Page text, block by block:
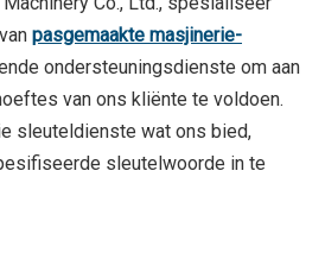
pasgemaakte masjinerie-
ondersteuningsdienste om aan
van ons kliënte te voldoen.
sleuteldienste wat ons bied,
sleutelwoorde in te